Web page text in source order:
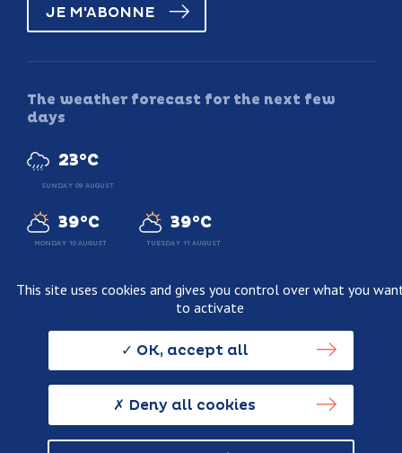
JE M'ABONNE
The weather forecast for the next few
days
23°C
SUNDAY 09 AUGUST
39°C
MONDAY 10 AUGUST
39°C
TUESDAY 11 AUGUST
Personnal data usage policy
This site uses cookies and gives you control over what you
to activate
OK, accept all
Deny all cookies